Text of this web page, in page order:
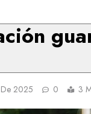
2025 0 3